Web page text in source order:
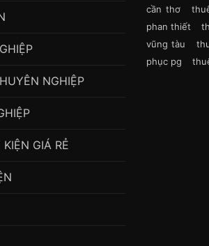
NGHIỆP
GIÁ RẺ
cần thơ
phan thiết
vũng tàu
phục pg